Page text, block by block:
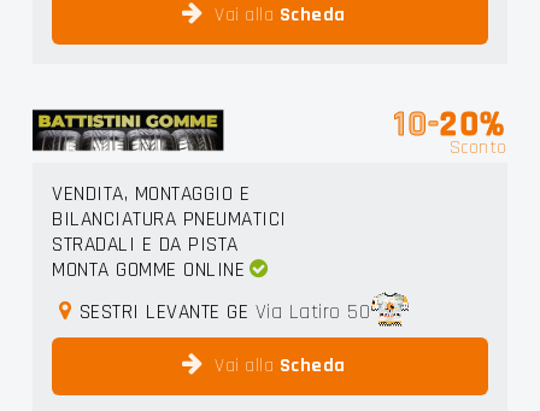
Vai alla Scheda
10-20%
Sconto
VENDITA, MONTAGGIO E
BILANCIATURA PNEUMATICI
STRADALI E DA PISTA
MONTA GOMME ONLINE
SESTRI LEVANTE GE Via Latiro 50
Vai alla Scheda